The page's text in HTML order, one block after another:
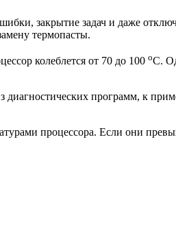
закрытие задач и даже
термопасты.
колеблется от 70 до 100 oC.
диагностических программ, к
процессора. Если они